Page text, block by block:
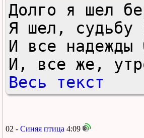
Долго я шел
Я шел, судьбу
И все надежды
И, все же,
Весь текст
02 - Синяя птица 4:09